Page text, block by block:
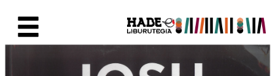
Ficha de Novedades -